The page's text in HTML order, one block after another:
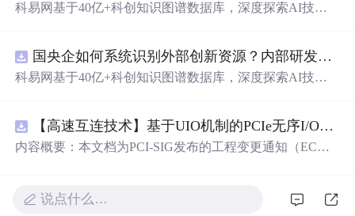
科易网基于40亿+科创知识图谱数据库，深度探索AI技术
新领域的AI+数智化解决方案，推动科技创新与产业创新
智能化发展。
国央企如何系统识别外部创新资源？内部研发体系完善，但对外部高校、中小科技企业技术能力缺乏动态认知。.docx
科易网基于40亿+科创知识图谱数据库，深度探索AI技术
新领域的AI+数智化解决方案，推动科技创新与产业创新
智能化发展。
【高速互连技术】基于UIO机制的PCIe无序I/O扩展：多路径架构下内存请求的高性能传输与排序控制方案设计
内容概要：本文档为PCI-SIG发布的工程变更通知（EC
规则对多路径拓扑和高性能IO系统的限制。UIO基于Flit模
说点什么…